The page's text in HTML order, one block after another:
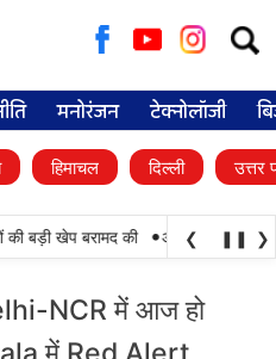
for:
मनोरंजन टेक्नोलॉजी
हिमाचल दिल्ली उत्तर
बड़ी खेप बरामद की • अमन अरोड़ा ने
❮ ❚❚ ❯
NCR में आज हो